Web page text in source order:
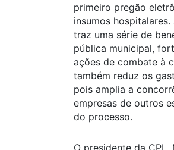
primeiro pregão
insumos
traz uma série de
pública municipal,
ações de combate à
também reduz os
pois amplia a
empresas de outros
do processo.
O presidente da